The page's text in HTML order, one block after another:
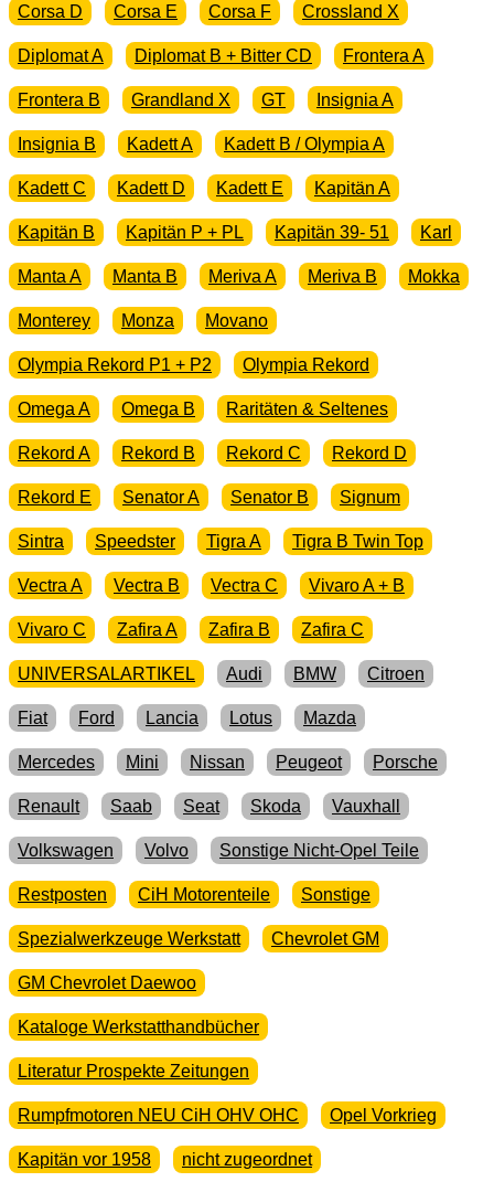
Corsa D Corsa E Corsa F Crossland X
Diplomat A Diplomat B + Bitter CD Frontera A
Frontera B Grandland X GT Insignia A
Insignia B Kadett A Kadett B / Olympia A
Kadett C Kadett D Kadett E Kapitän A
Kapitän B Kapitän P + PL Kapitän 39- 51 Karl
Manta A Manta B Meriva A Meriva B Mokka
Monterey Monza Movano
Olympia Rekord P1 + P2 Olympia Rekord
Omega A Omega B Raritäten & Seltenes
Rekord A Rekord B Rekord C Rekord D
Rekord E Senator A Senator B Signum
Sintra Speedster Tigra A Tigra B Twin Top
Vectra A Vectra B Vectra C Vivaro A + B
Vivaro C Zafira A Zafira B Zafira C
UNIVERSALARTIKEL Audi BMW Citroen
Fiat Ford Lancia Lotus Mazda
Mercedes Mini Nissan Peugeot Porsche
Renault Saab Seat Skoda Vauxhall
Volkswagen Volvo Sonstige Nicht-Opel Teile
Restposten CiH Motorenteile Sonstige
Spezialwerkzeuge Werkstatt Chevrolet GM
GM Chevrolet Daewoo
Kataloge Werkstatthandbücher
Literatur Prospekte Zeitungen
Rumpfmotoren NEU CiH OHV OHC Opel Vorkrieg
Kapitän vor 1958 nicht zugeordnet